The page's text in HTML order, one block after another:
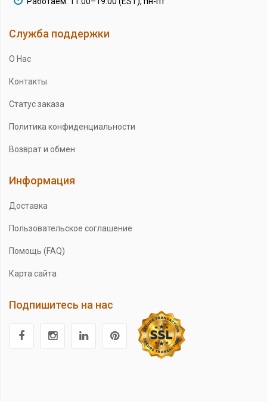
Служба поддержки
О Нас
Контакты
Статус заказа
Политика конфиденциальности
Возврат и обмен
Информация
Доставка
Пользовательское соглашение
Помощь (FAQ)
Карта сайта
Подпишитесь на нас